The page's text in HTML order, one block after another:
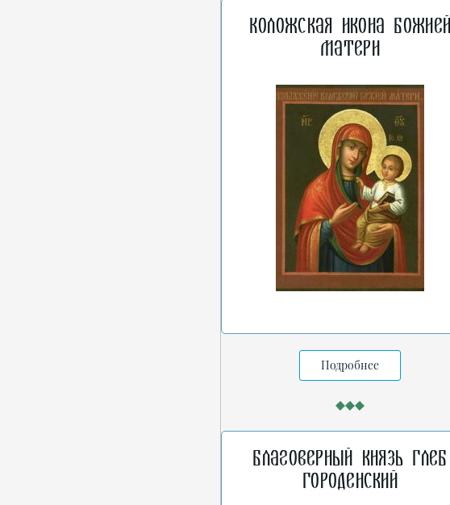
Коложская икона
Матери
Подробнее
Благоверный князь Глеб
Городенский